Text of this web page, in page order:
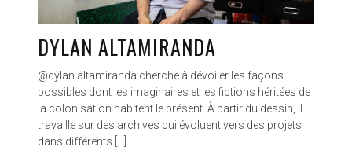
DYLAN ALTAMIRANDA
@dylan.altamiranda cherche à dévoiler les façons
possibles dont les imaginaires et les fictions héritées de
la colonisation habitent le présent. À partir du dessin, il
travaille sur des archives qui évoluent vers des projets
dans différents […]